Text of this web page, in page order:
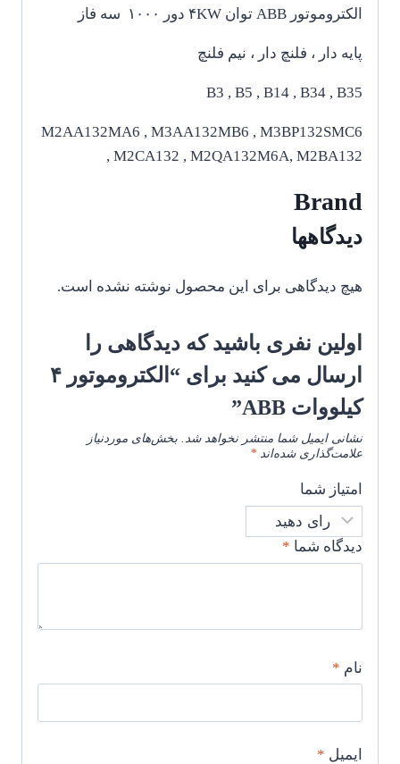
الکتروموتور ABB توان ۴KW دور ۱۰۰۰ سه فاز
پایه دار ، فلنچ دار ، نیم فلنچ
B3 , B5 , B14 , B34 , B35
M2AA132MA6 , M3AA132MB6 , M3BP132SMC6
, M2CA132 , M2QA132M6A, M2BA132
Brand
دیدگاهها
هیچ دیدگاهی برای این محصول نوشته نشده است.
اولین نفری باشید که دیدگاهی را
ارسال می کنید برای “الکتروموتور ۴
کیلووات ABB”
نشانی ایمیل شما منتشر نخواهد شد. بخش‌های موردنیاز
علامت‌گذاری شده‌اند *
امتیاز شما
دیدگاه شما *
نام *
ایمیل *